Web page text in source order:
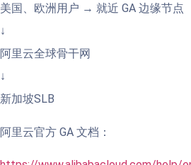
美国、欧洲用户 → 就近 GA 边缘节点
↓
阿里云全球骨干网
↓
新加坡SLB
阿里云官方 GA 文档：